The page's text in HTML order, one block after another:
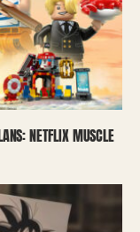
NETFLIX MUSCLE